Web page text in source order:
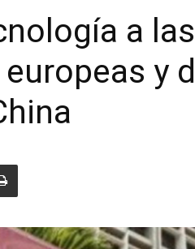
a las
y